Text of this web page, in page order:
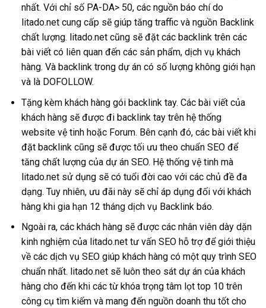
nhất. Với chỉ số PA-DA> 50, các nguồn báo chí do
litado.net cung cấp sẽ giúp tăng traffic và nguồn Backlink
chất lượng. litado.net cũng sẽ đặt các backlink trên các
bài viết có liên quan đến các sản phẩm, dịch vụ khách
hàng. Và backlink trong dự án có số lượng không giới hạn
và là DOFOLLOW.
Tặng kèm khách hàng gói backlink tay. Các bài viết của
khách hàng sẽ được đi backlink tay trên hệ thống
website vệ tinh hoặc Forum. Bên cạnh đó, các bài viết khi
đặt backlink cũng sẽ được tối ưu theo chuẩn SEO để
tăng chất lượng của dự án SEO. Hệ thống vệ tinh mà
litado.net sử dụng sẽ có tuổi đời cao với các chủ đề đa
dạng. Tuy nhiên, ưu đãi này sẽ chỉ áp dụng đối với khách
hàng khi gia hạn 12 tháng dịch vụ Backlink báo.
Ngoài ra, các khách hàng sẽ được các nhân viên dày dặn
kinh nghiệm của litado.net tư vấn SEO hỗ trợ để giới thiệu
về các dịch vụ SEO giúp khách hàng có một quy trình SEO
chuẩn nhất. litado.net sẽ luôn theo sát dự án của khách
hàng cho đến khi các từ khóa trọng tâm lọt top 10 trên
công cụ tìm kiếm và mang đến nguồn doanh thu tốt cho